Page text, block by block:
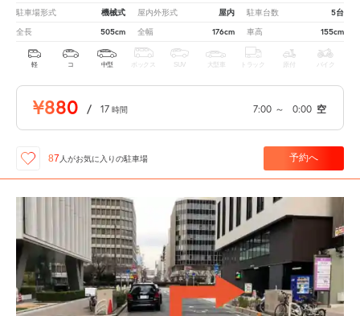
駐車場形式 機械式 屋内外形式 屋内 駐車台数 5台
全長 505cm 全幅 176cm 車高 155cm
軽 コ 中型 ボックス SUV 大型車 トラック 原付 バイク
¥880 / 17 時間 7:00 ～ 0:00 空
87 人がお気に入りの駐車場 予約へ